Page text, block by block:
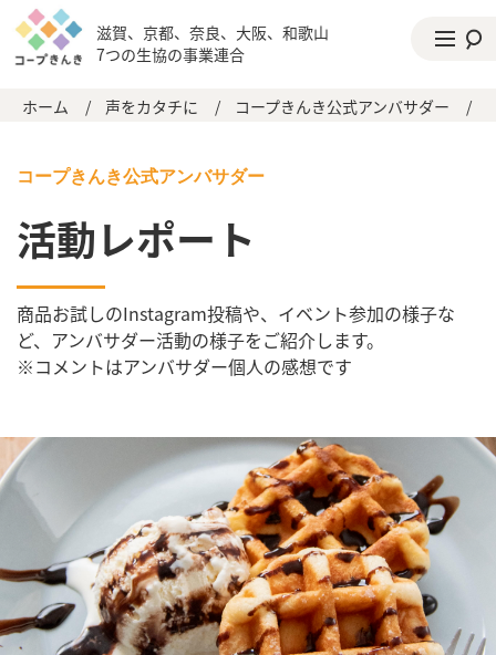
滋賀、京都、奈良、大阪、和歌山
7つの生協の事業連合
ホーム / 声をカタチに / コープきんき公式アンバサダー /
コープきんき公式アンバサダー
活動レポート
商品お試しのInstagram投稿や、イベント参加の様子な
ど、アンバサダー活動の様子をご紹介します。
※コメントはアンバサダー個人の感想です